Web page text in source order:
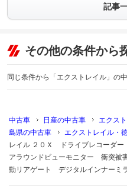
記事
その他の条件から
同じ条件から「エクストレイル」の
中古車 日産の中古車 エクス
島県の中古車
エクストレイル・
レイル ２０Ｘ ドライブレコーダ
アラウンドビューモニター 衝突
動リアゲート デジタルインナーミ